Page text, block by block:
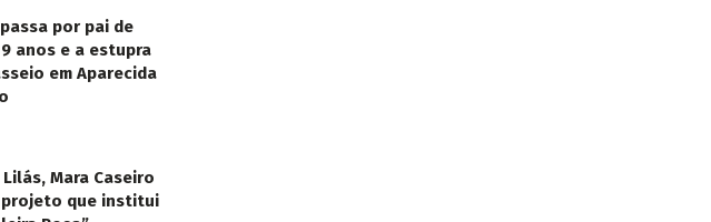
por pai de
anos e a estupra
em Aparecida
Mara Caseiro
que institui